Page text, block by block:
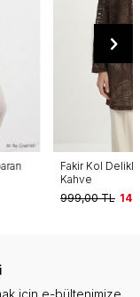
Dantel Hırka 1053
TL
için e-bültenimize